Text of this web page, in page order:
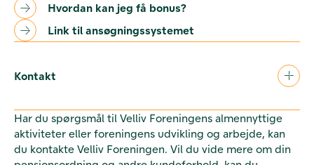
Hvordan kan jeg få bonus?
Link til ansøgningssystemet
Kontakt
Har du spørgsmål til Velliv Foreningens almennyttige
aktiviteter eller foreningens udvikling og arbejde, kan
du kontakte Velliv Foreningen. Vil du vide mere om din